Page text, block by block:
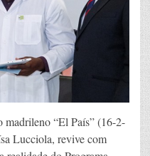
“El País” (16-2-
Lucciola, revive com